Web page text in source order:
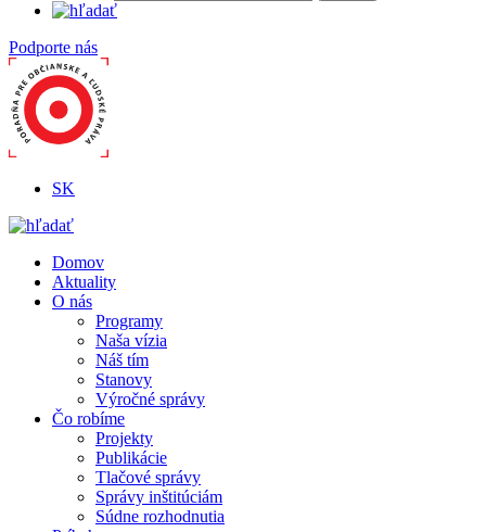
Podporte nás
SK
Domov
Aktuality
O nás
Programy
Naša vízia
Náš tím
Stanovy
Výročné správy
Čo robíme
Projekty
Publikácie
Tlačové správy
Správy inštitúciám
Súdne rozhodnutia